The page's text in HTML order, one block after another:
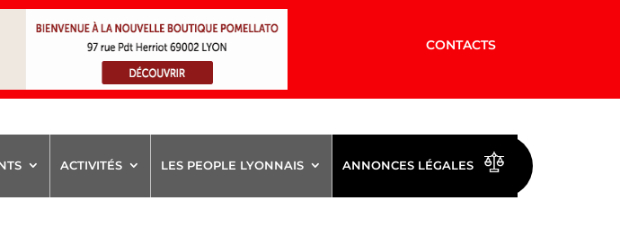
CONTACTS
ACTIVITÉS LES PEOPLE LYONNAIS ANNONCES LÉGALES